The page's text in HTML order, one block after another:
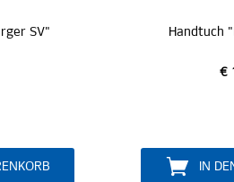
Handtuch "Blockstreifen"
IN DEN WARENKORB